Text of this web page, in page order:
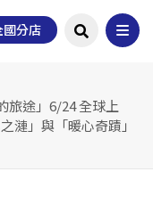
國分店
旅途」6/24 全球上
漣」與「暖心奇蹟」